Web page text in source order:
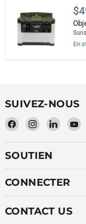
zéro
Yeti
500X
En
SUIVEZ-NOUS
Trouvez-
nous
sur
Facebook
Trouvez-
nous
sur
Instagram
Trouvez-
nous
sur
SOUTIEN
CONNECTER
CONTACT US